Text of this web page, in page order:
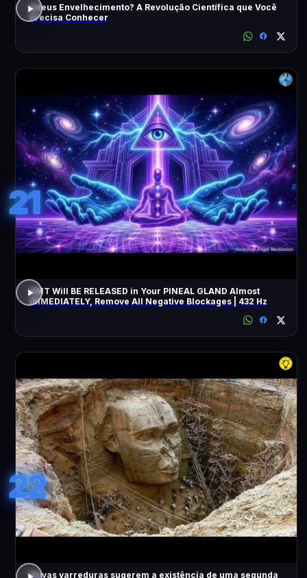
Adeus Envelhecimento? A Revolução Científica que Você
Precisa Conhecer
21
DMT Will BE RELEASED in Your PINEAL GLAND Almost
IMMEDIATELY, Remove All Negative Blockages | 432 Hz
22
Novas varreduras sugerem a existência de uma segunda